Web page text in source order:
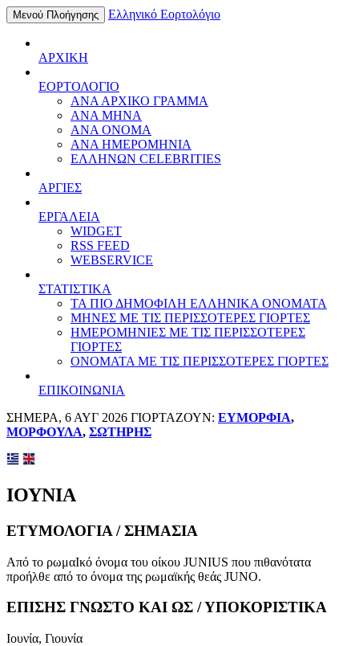
Μενού Πλοήγησης Ελληνικό Εορτολόγιο
ΑΡΧΙΚΗ
ΕΟΡΤΟΛΟΓΙΟ
ΑΝΑ ΑΡΧΙΚΟ ΓΡΑΜΜΑ
ΑΝΑ ΜΗΝΑ
ΑΝΑ ΟΝΟΜΑ
ΑΝΑ ΗΜΕΡΟΜΗΝΙΑ
ΕΛΛΗΝΩΝ CELEBRITIES
ΑΡΓΙΕΣ
ΕΡΓΑΛΕΙΑ
WIDGET
RSS FEED
WEBSERVICE
ΣΤΑΤΙΣΤΙΚΑ
ΤΑ ΠΙΟ ΔΗΜΟΦΙΛΗ ΕΛΛΗΝΙΚΑ ΟΝΟΜΑΤΑ
ΜΗΝΕΣ ΜΕ ΤΙΣ ΠΕΡΙΣΣΟΤΕΡΕΣ ΓΙΟΡΤΕΣ
ΗΜΕΡΟΜΗΝΙΕΣ ΜΕ ΤΙΣ ΠΕΡΙΣΣΟΤΕΡΕΣ
ΓΙΟΡΤΕΣ
ΟΝΟΜΑΤΑ ΜΕ ΤΙΣ ΠΕΡΙΣΣΟΤΕΡΕΣ ΓΙΟΡΤΕΣ
ΕΠΙΚΟΙΝΩΝΙΑ
ΣΗΜΕΡΑ, 6 ΑΥΓ 2026 ΓΙΟΡΤΑΖΟΥΝ: ΕΥΜΟΡΦΙΑ,
ΜΟΡΦΟΥΛΑ, ΣΩΤΗΡΗΣ
ΙΟΥΝΙΑ
ΕΤΥΜΟΛΟΓΙΑ / ΣΗΜΑΣΙΑ
Από το ρωμαΙκό όνομα του οίκου JUNIUS που πιθανότατα
προήλθε από το όνομα της ρωμαϊκής θεάς JUNO.
ΕΠΙΣΗΣ ΓΝΩΣΤΟ ΚΑΙ ΩΣ / ΥΠΟΚΟΡΙΣΤΙΚΑ
Ιουνία, Γιουνία